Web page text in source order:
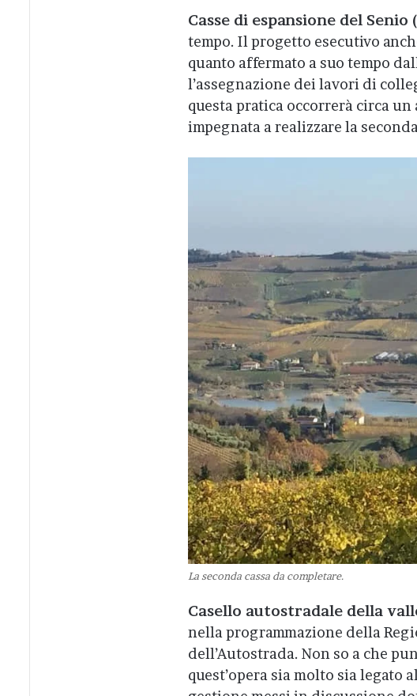
Casse di espansione del
tempo. Il progetto esecutivo
quanto affermato a suo tempo
l’assegnazione dei lavori di
questa pratica occorrerà circa
impegnata a realizzare la
La seconda cassa da completare.
Casello autostradale della
nella programmazione della
dell’Autostrada. Non so a che
quest’opera sia molto sia